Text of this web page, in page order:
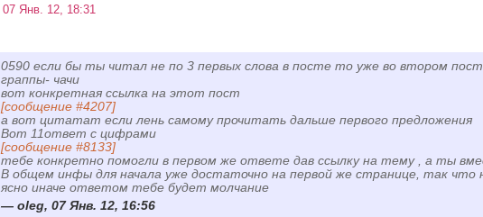
07 Янв. 12, 18:31
0590 если бы ты читал не по 3 первых слова в посте то уже во втором
граппы- чачи
вот конкретная ссылка на этот пост
[сообщение #4207]
а вот цитатат если лень самому прочитать дальше первого предложения
Вот 11ответ с цифрами
[сообщение #8133]
тебе конкретно помогли в первом же ответе дав ссылку на тему , а ты
В общем инфы для начала уже достаточно на первой же странице, так что
ясно иначе ответом тебе будет молчание
oleg, 07 Янв. 12, 16:56